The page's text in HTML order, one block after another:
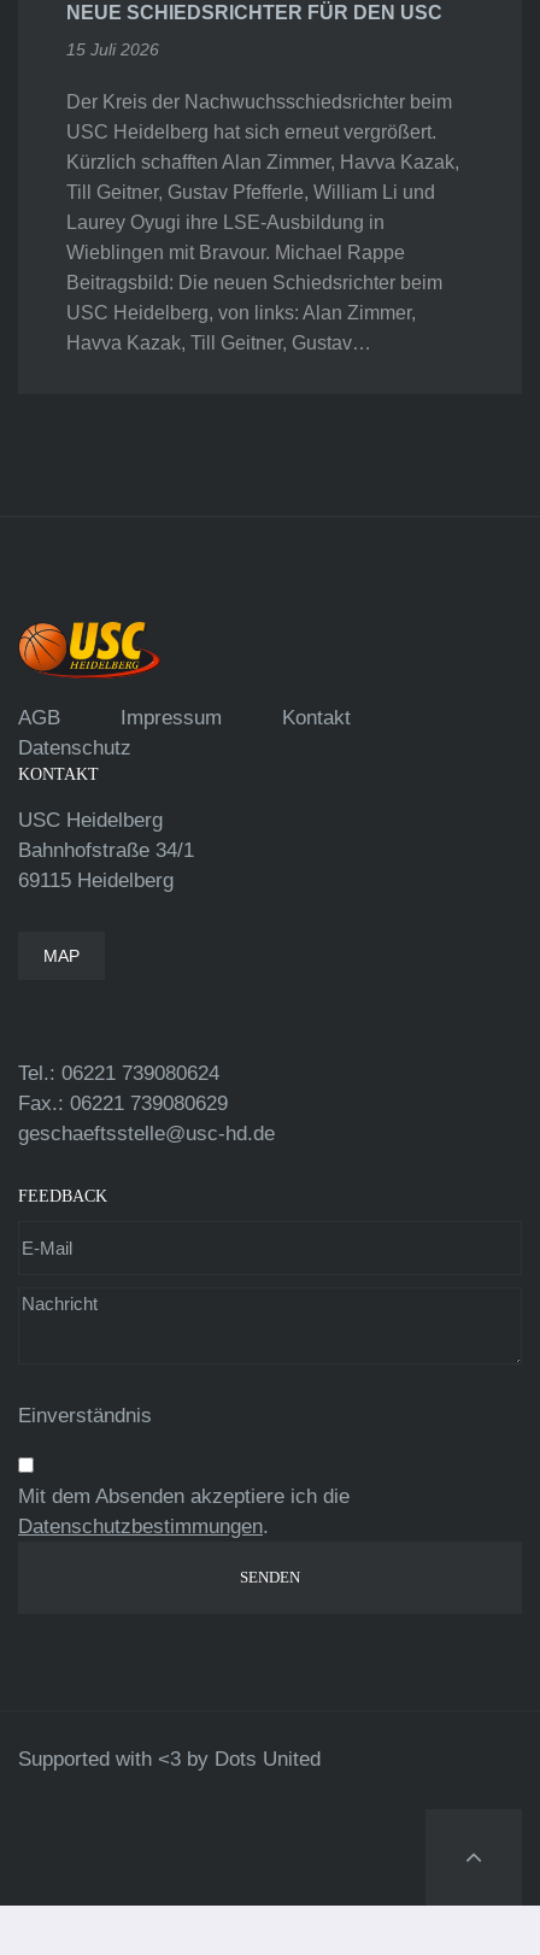
NEUE SCHIEDSRICHTER FÜR DEN USC
15 Juli 2026
Der Kreis der Nachwuchsschiedsrichter beim
USC Heidelberg hat sich erneut vergrößert.
Kürzlich schafften Alan Zimmer, Havva Kazak,
Till Geitner, Gustav Pfefferle, William Li und
Laurey Oyugi ihre LSE-Ausbildung in
Wieblingen mit Bravour. Michael Rappe
Beitragsbild: Die neuen Schiedsrichter beim
USC Heidelberg, von links: Alan Zimmer,
Havva Kazak, Till Geitner, Gustav…
AGB Impressum
Kontakt
Datenschutz
KONTAKT
USC Heidelberg
Bahnhofstraße 34/1
69115 Heidelberg
MAP
Tel.: 06221 739080624
Fax.: 06221 739080629
geschaeftsstelle@usc-hd.de
FEEDBACK
Einverständnis
Mit dem Absenden akzeptiere ich die
Datenschutzbestimmungen.
Supported with <3 by Dots United